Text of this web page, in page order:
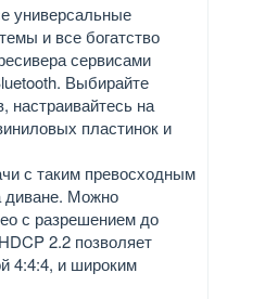
универсальные
и все богатство
сервисами
Выбирайте
настраивайтесь на
пластинок и
с таким превосходным
диване. Можно
с разрешением до
2.2 позволяет
4:4:4, и широким